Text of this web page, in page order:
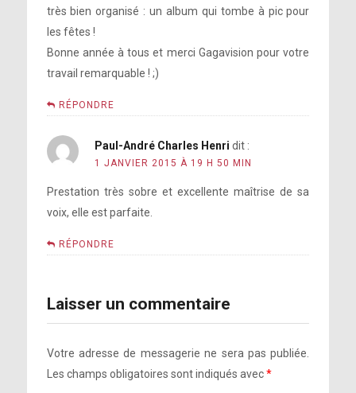
très bien organisé : un album qui tombe à pic pour
les fêtes !
Bonne année à tous et merci Gagavision pour votre
travail remarquable ! ;)
RÉPONDRE
Paul-André Charles Henri dit :
1 JANVIER 2015 À 19 H 50 MIN
Prestation très sobre et excellente maîtrise de sa
voix, elle est parfaite.
RÉPONDRE
Laisser un commentaire
Votre adresse de messagerie ne sera pas publiée.
Les champs obligatoires sont indiqués avec*